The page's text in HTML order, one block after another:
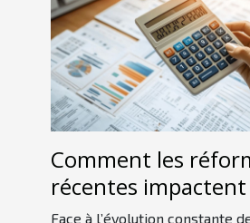
Comment les
récentes impactent
charges sociales en
Face à l’évolution constante